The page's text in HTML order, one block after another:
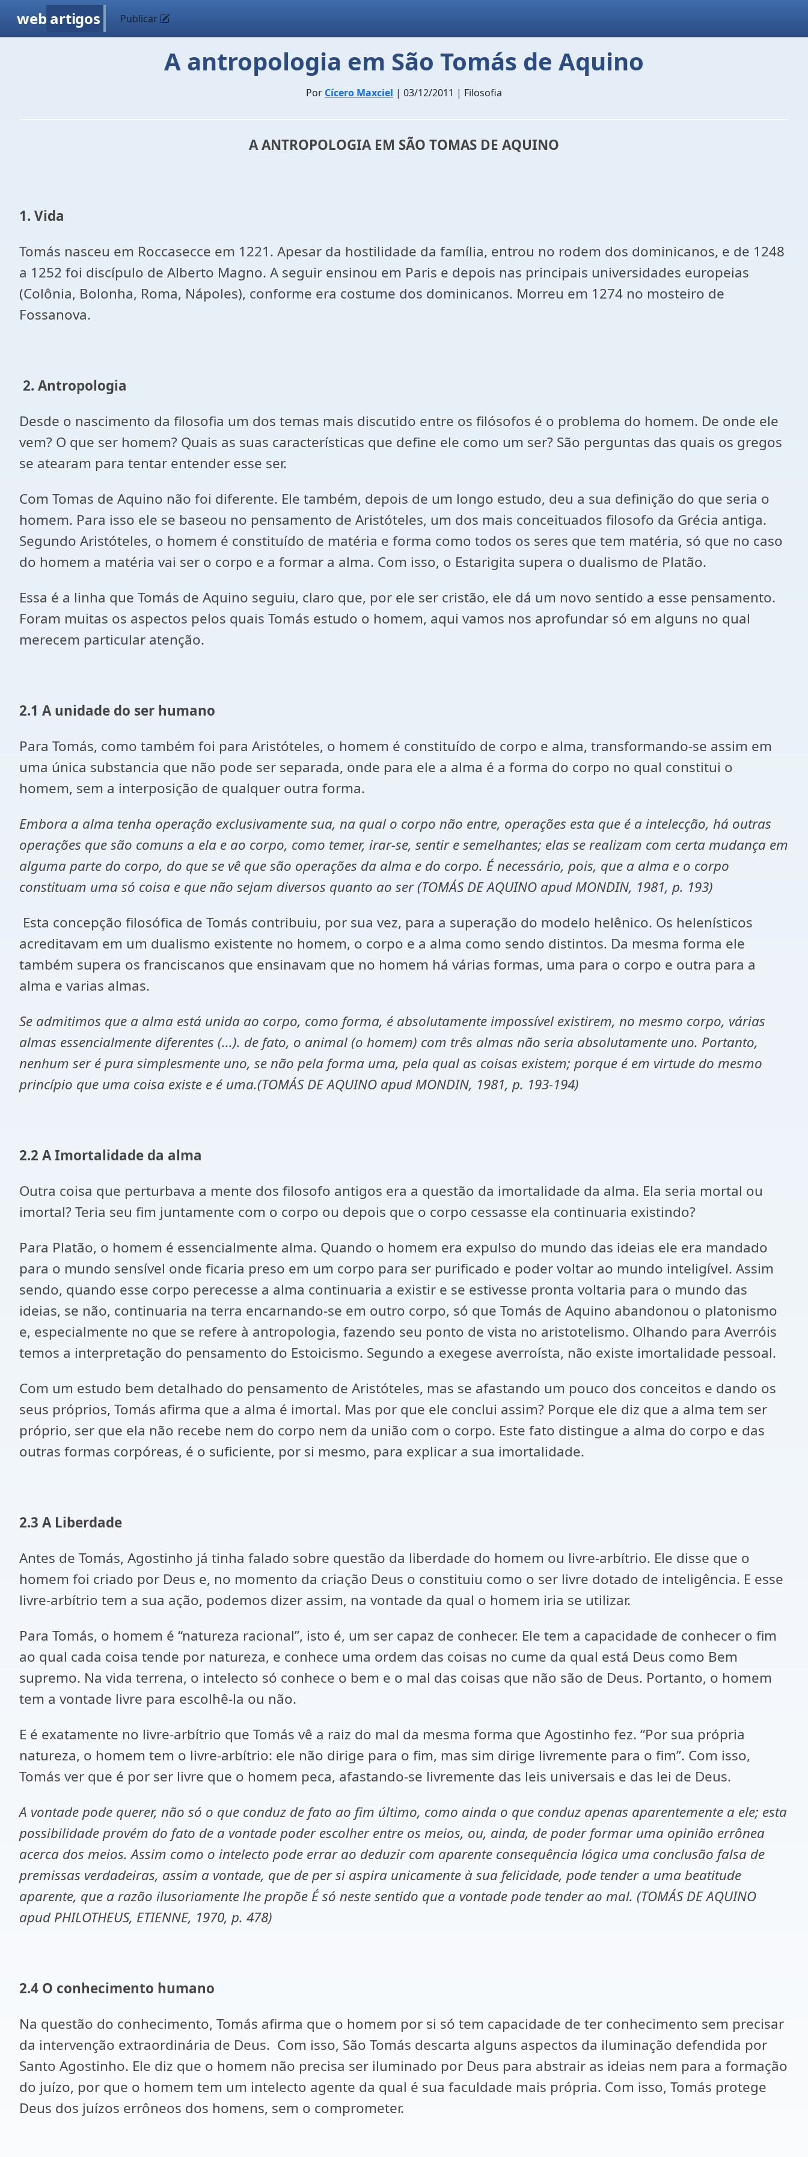
web artigos Publicar
A antropologia em São Tomás de Aquino
Por Cícero Maxciel | 03/12/2011 | Filosofia
A ANTROPOLOGIA EM SÃO TOMAS DE AQUINO
1. Vida
Tomás nasceu em Roccasecce em 1221. Apesar da hostilidade da família, entrou no rodem dos dominicanos, e de 1248
a 1252 foi discípulo de Alberto Magno. A seguir ensinou em Paris e depois nas principais universidades europeias
(Colônia, Bolonha, Roma, Nápoles), conforme era costume dos dominicanos. Morreu em 1274 no mosteiro de
Fossanova.
2. Antropologia
Desde o nascimento da filosofia um dos temas mais discutido entre os filósofos é o problema do homem. De onde ele
vem? O que ser homem? Quais as suas características que define ele como um ser? São perguntas das quais os gregos
se atearam para tentar entender esse ser.
Com Tomas de Aquino não foi diferente. Ele também, depois de um longo estudo, deu a sua definição do que seria o
homem. Para isso ele se baseou no pensamento de Aristóteles, um dos mais conceituados filosofo da Grécia antiga.
Segundo Aristóteles, o homem é constituído de matéria e forma como todos os seres que tem matéria, só que no caso
do homem a matéria vai ser o corpo e a formar a alma. Com isso, o Estarigita supera o dualismo de Platão.
Essa é a linha que Tomás de Aquino seguiu, claro que, por ele ser cristão, ele dá um novo sentido a esse pensamento.
Foram muitas os aspectos pelos quais Tomás estudo o homem, aqui vamos nos aprofundar só em alguns no qual
merecem particular atenção.
2.1 A unidade do ser humano
Para Tomás, como também foi para Aristóteles, o homem é constituído de corpo e alma, transformando-se assim em
uma única substancia que não pode ser separada, onde para ele a alma é a forma do corpo no qual constitui o
homem, sem a interposição de qualquer outra forma.
Embora a alma tenha operação exclusivamente sua, na qual o corpo não entre, operações esta que é a intelecção, há outras
operações que são comuns a ela e ao corpo, como temer, irar-se, sentir e semelhantes; elas se realizam com certa mudança em
alguma parte do corpo, do que se vê que são operações da alma e do corpo. É necessário, pois, que a alma e o corpo
constituam uma só coisa e que não sejam diversos quanto ao ser (TOMÁS DE AQUINO apud MONDIN, 1981, p. 193)
Esta concepção filosófica de Tomás contribuiu, por sua vez, para a superação do modelo helênico. Os helenísticos
acreditavam em um dualismo existente no homem, o corpo e a alma como sendo distintos. Da mesma forma ele
também supera os franciscanos que ensinavam que no homem há várias formas, uma para o corpo e outra para a
alma e varias almas.
Se admitimos que a alma está unida ao corpo, como forma, é absolutamente impossível existirem, no mesmo corpo, várias
almas essencialmente diferentes (...). de fato, o animal (o homem) com três almas não seria absolutamente uno. Portanto,
nenhum ser é pura simplesmente uno, se não pela forma uma, pela qual as coisas existem; porque é em virtude do mesmo
princípio que uma coisa existe e é uma.(TOMÁS DE AQUINO apud MONDIN, 1981, p. 193-194)
2.2 A Imortalidade da alma
Outra coisa que perturbava a mente dos filosofo antigos era a questão da imortalidade da alma. Ela seria mortal ou
imortal? Teria seu fim juntamente com o corpo ou depois que o corpo cessasse ela continuaria existindo?
Para Platão, o homem é essencialmente alma. Quando o homem era expulso do mundo das ideias ele era mandado
para o mundo sensível onde ficaria preso em um corpo para ser purificado e poder voltar ao mundo inteligível. Assim
sendo, quando esse corpo perecesse a alma continuaria a existir e se estivesse pronta voltaria para o mundo das
ideias, se não, continuaria na terra encarnando-se em outro corpo, só que Tomás de Aquino abandonou o platonismo
e, especialmente no que se refere à antropologia, fazendo seu ponto de vista no aristotelismo. Olhando para Averróis
temos a interpretação do pensamento do Estoicismo. Segundo a exegese averroísta, não existe imortalidade pessoal.
Com um estudo bem detalhado do pensamento de Aristóteles, mas se afastando um pouco dos conceitos e dando os
seus próprios, Tomás afirma que a alma é imortal. Mas por que ele conclui assim? Porque ele diz que a alma tem ser
próprio, ser que ela não recebe nem do corpo nem da união com o corpo. Este fato distingue a alma do corpo e das
outras formas corpóreas, é o suficiente, por si mesmo, para explicar a sua imortalidade.
2.3 A Liberdade
Antes de Tomás, Agostinho já tinha falado sobre questão da liberdade do homem ou livre-arbítrio. Ele disse que o
homem foi criado por Deus e, no momento da criação Deus o constituiu como o ser livre dotado de inteligência. E esse
livre-arbítrio tem a sua ação, podemos dizer assim, na vontade da qual o homem iria se utilizar.
Para Tomás, o homem é “natureza racional”, isto é, um ser capaz de conhecer. Ele tem a capacidade de conhecer o fim
ao qual cada coisa tende por natureza, e conhece uma ordem das coisas no cume da qual está Deus como Bem
supremo. Na vida terrena, o intelecto só conhece o bem e o mal das coisas que não são de Deus. Portanto, o homem
tem a vontade livre para escolhê-la ou não.
E é exatamente no livre-arbítrio que Tomás vê a raiz do mal da mesma forma que Agostinho fez. “Por sua própria
natureza, o homem tem o livre-arbítrio: ele não dirige para o fim, mas sim dirige livremente para o fim”. Com isso,
Tomás ver que é por ser livre que o homem peca, afastando-se livremente das leis universais e das lei de Deus.
A vontade pode querer, não só o que conduz de fato ao fim último, como ainda o que conduz apenas aparentemente a ele; esta
possibilidade provém do fato de a vontade poder escolher entre os meios, ou, ainda, de poder formar uma opinião errônea
acerca dos meios. Assim como o intelecto pode errar ao deduzir com aparente consequência lógica uma conclusão falsa de
premissas verdadeiras, assim a vontade, que de per si aspira unicamente à sua felicidade, pode tender a uma beatitude
aparente, que a razão ilusoriamente lhe propõe É só neste sentido que a vontade pode tender ao mal. (TOMÁS DE AQUINO
apud PHILOTHEUS, ETIENNE, 1970, p. 478)
2.4 O conhecimento humano
Na questão do conhecimento, Tomás afirma que o homem por si só tem capacidade de ter conhecimento sem precisar
da intervenção extraordinária de Deus. Com isso, São Tomás descarta alguns aspectos da iluminação defendida por
Santo Agostinho. Ele diz que o homem não precisa ser iluminado por Deus para abstrair as ideias nem para a formação
do juízo, por que o homem tem um intelecto agente da qual é sua faculdade mais própria. Com isso, Tomás protege
Deus dos juízos errôneos dos homens, sem o comprometer.